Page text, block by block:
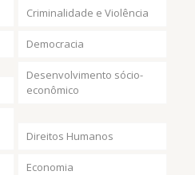
Criminalidade e Violência
Democracia
Desenvolvimento sócio-
econômico
Direitos Humanos
Economia